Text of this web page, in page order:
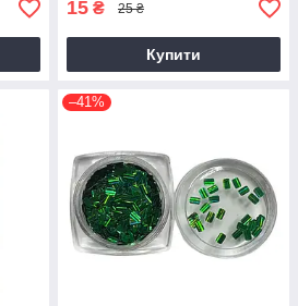
15 ₴ 25 ₴
Купити
–41%